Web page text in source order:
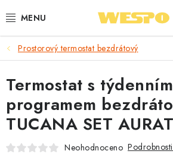
na
ARMATURY PRO TOPENÍ A VODU
TOPENÍ A OHŘEV VODY
TVAROVKY A TRUBKY
VODOINSTALACE
Prostorový termostat bezdrátový
Termostat s týdenním
programem
TUCANA SET
Neohodnoceno